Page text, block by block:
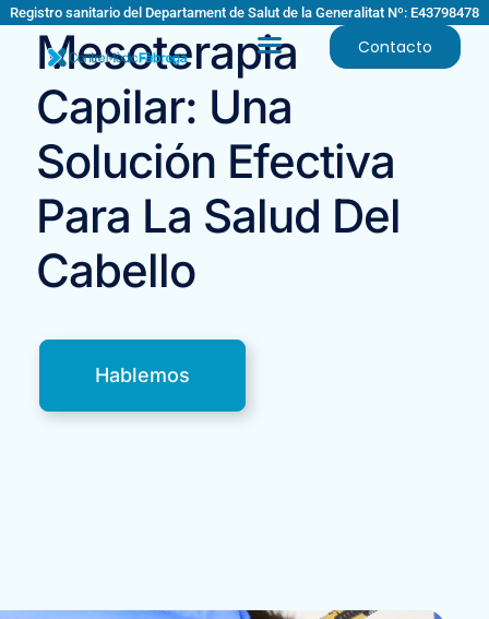
Registro sanitario del Departament de Salut de la Generalitat Nº: E43798478
Contacto
Mesoterapia
Capilar: Una
Solución Efectiva
Para La Salud Del
Cabello
Hablemos